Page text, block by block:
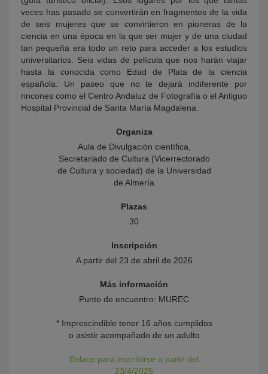
veces has pasado se convertirán en fragmentos de la vida
de seis mujeres que se convirtieron en pioneras de la
ciencia en una época en la que ser mujer y de una ciudad
tan pequeña era todo un reto para acceder a los estudios
universitarios. Seis vidas de película que nos harán viajar
hasta la conocida como Edad de Plata de la ciencia
española. Un paseo que no te dejará indiferente por
rincones como el Centro Andaluz de Fotografía o el Antiguo
Hospital Provincial de Santa María Magdalena.
Organiza
Aula de Divulgación científica,
Secretariado de Cultura (Vicerrectorado
de Cultura y sociedad) de la Universidad
de Almería
Plazas
30
Inscripción
A partir del 23 de abril de 2026
Más información
Punto de encuentro: MUREC
* Imprescindible tener 16 años cumplidos
o asistir acompañado de un adulto
Enlace para inscribirse a partir del
23/4/2025